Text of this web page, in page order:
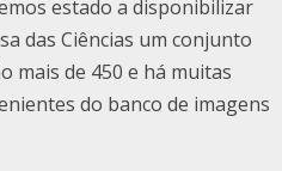
estado a disponibilizar
das Ciências um conjunto
mais de 450 e há muitas
do banco de imagens